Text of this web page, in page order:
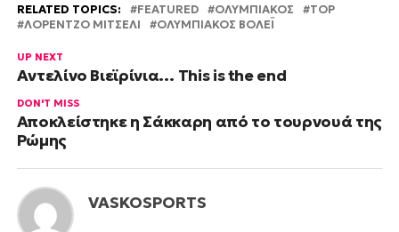
RELATED TOPICS: FEATURED OΛΥΜΠΙΑΚΟΣ
TOP
ΛΟΡΕΝΤΖΟ ΜΙΤΣΕΛΙ
ΟΛΥΜΠΙΑΚΟΣ ΒΟΛΕΪ
UP NEXT
Αντελίνο Βιεϊρίνια… This is the end
DON'T MISS
Αποκλείστηκε η Σάκκαρη από το τουρνουά της
Ρώμης
VASKOSPORTS